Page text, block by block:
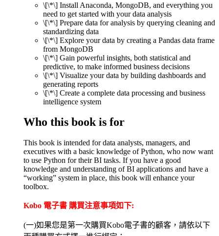
\[\*\] Install Anaconda, MongoDB, and everything you
need to get started with your data analysis
\[\*\] Prepare data for analysis by querying cleaning and
standardizing data
\[\*\] Explore your data by creating a Pandas data frame
from MongoDB
\[\*\] Gain powerful insights, both statistical and
predictive, to make informed business decisions
\[\*\] Visualize your data by building dashboards and
generating reports
\[\*\] Create a complete data processing and business
intelligence system
Who this book is for
This book is intended for data analysts, managers, and
executives with a basic knowledge of Python, who now want
to use Python for their BI tasks. If you have a good
knowledge and understanding of BI applications and have a
“working” system in place, this book will enhance your
toolbox.
Kobo 電子書 購買注意事項如下:
(一)如果您是第一次購買Kobo電子書的顧客，請依以下